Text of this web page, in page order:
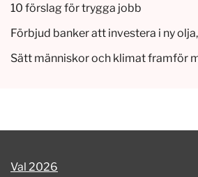
10 förslag för trygga jobb
Förbjud banker att investera i ny
Sätt människor och klimat framför
Val 2026